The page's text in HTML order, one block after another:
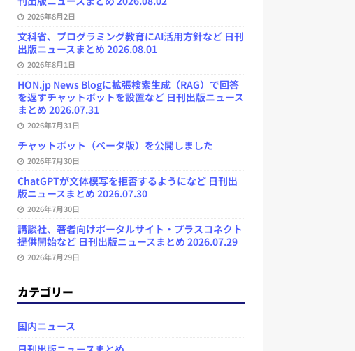
2026年8月2日
文科省、プログラミング教育にAI活用方針など 日刊
出版ニュースまとめ 2026.08.01
2026年8月1日
HON.jp News Blogに拡張検索生成（RAG）で回答
を返すチャットボットを設置など 日刊出版ニュース
まとめ 2026.07.31
2026年7月31日
チャットボット（ベータ版）を公開しました
2026年7月30日
ChatGPTが文体模写を拒否するようになど 日刊出
版ニュースまとめ 2026.07.30
2026年7月30日
講談社、著者向けポータルサイト・プラスコネクト
提供開始など 日刊出版ニュースまとめ 2026.07.29
2026年7月29日
カテゴリー
国内ニュース